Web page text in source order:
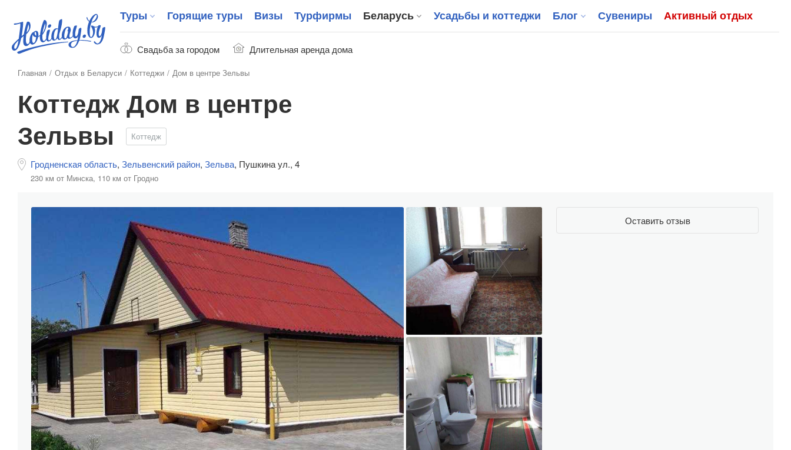
Свадьба за городом Длительная аренда дома
Туры Горящие туры Визы Турфирмы Беларусь Усадьбы и коттеджи Блог Сувениры Активный отдых
Главная Отдых в Беларуси Коттеджи Дом в центре Зельвы
Коттедж Дом в центре
Зельвы
Коттедж
Гродненская область, Зельвенский район, Зельва, Пушкина ул., 4
230 км от Минска, 110 км от Гродно
Оставить отзыв